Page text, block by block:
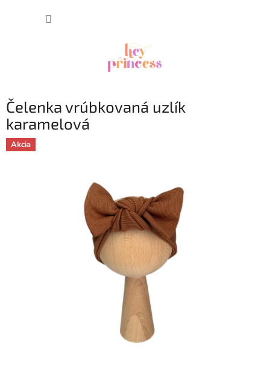
Čelenka vrúbkovaná uzlík
karamelová
Akcia